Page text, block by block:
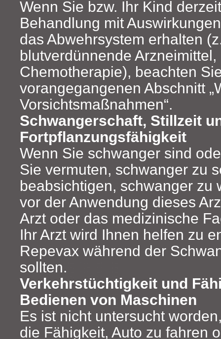
Wenn Sie bzw. Ihr Kind
Behandlung mit
das Abwehrsystem erhalten
blutverdünnende
Chemotherapie), beachten
vorangegangenen Abschnitt
Vorsichtsmaßnahmen“.
Schwangerschaft, Stillzeit
Fortpflanzungsfähigkeit
Wenn Sie schwanger sind
Sie vermuten, schwanger zu
beabsichtigen, schwanger zu
vor der Anwendung dieses
Arzt oder das medizinische
Ihr Arzt wird Ihnen helfen zu
Repevax während der
sollten.
Verkehrstüchtigkeit und
Bedienen von Maschinen
Es ist nicht untersucht
die Fähigkeit, Auto zu fahren